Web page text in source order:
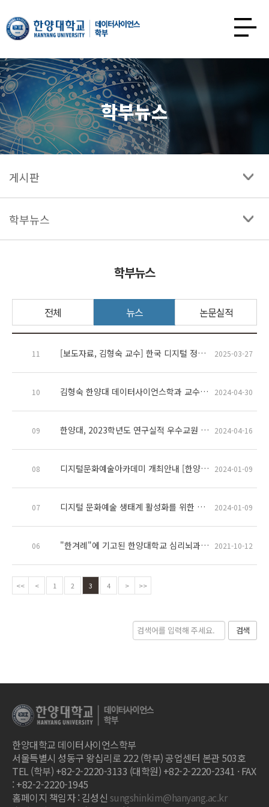
한양대학교
데이터사이언스학과
열기
학부뉴스
게시판
학부뉴스
학부뉴스
전체 뉴스 논문실적
11 [보도자료, 김형숙 교수] 한국 디지털 정신건강 플랫폼, MIT와 글로벌 AI 공동연구 본격화 2025-03-27
10 김형숙 한양대 데이터사이언스학과 교수, ‘2023 정책소통 유공’ 국무총리 표창 2024-04-30
09 한양대, 2023학년도 연구실적 우수교원 시상(김형숙, 임형욱 교수) 2024-04-16
08 디지털문화예술아카데미 개최안내 [한양디지털헬스케어센터] 2024-01-09
07 디지털 문화예술 생태계 활성화를 위한 업무협약 체결 2024-01-09
06 "한겨례"에 기고된 한양대학교 심리뇌과학과 교수님들의 글 2021-10-12
<< < 1 2 3 4 > >>
검색
한양대학교 데이터사이언스학부
서울특별시 성동구 왕십리로 222 (학부) 공업센터 본관 503호
TEL (학부) +82-2-2220-3133 (대학원) +82-2-2220-2341 · FAX
: +82-2-2220-1945
홈페이지 책임자 : 김성신 sungshinkim@hanyang.ac.kr